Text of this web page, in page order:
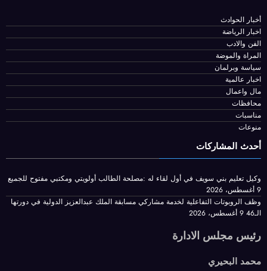
إيران .. وأوامر للجيش
أخبار الحوادث
اخبار الرياضة
الفن والادب
المراة والموضة
سياسة وبرلمان
اخبار عالمية
محافظات
مناسبات